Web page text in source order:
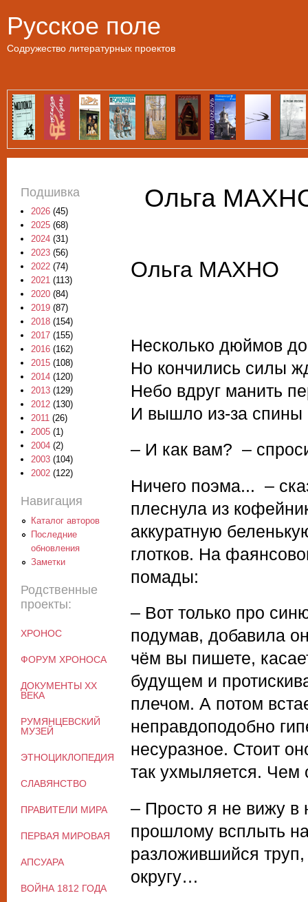
Русское поле
Содружество литературных проектов
Ольга
Ольга МАХНО
Несколько дюймов
Но кончились силы
Небо вдруг манить
И вышло из-за
– И как вам? –
Ничего поэма... –
плеснула из
аккуратную
глотков. На
помады:
– Вот только про
подумав, добавила
чём вы пишете,
будущем и
плечом. А потом
неправдоподобно
несуразное. Стоит
так ухмыляется. Чем
– Просто я не вижу в
прошлому всплыть
разложившийся
округу…
Подшивка
2026 (45)
2025 (68)
2024 (31)
2023 (56)
2022 (74)
2021 (113)
2020 (84)
2019 (87)
2018 (154)
2017 (155)
2016 (162)
2015 (108)
2014 (120)
2013 (129)
2012 (130)
2011 (26)
2005 (1)
2004 (2)
2003 (104)
2002 (122)
Навигация
Каталог авторов
Последние
обновления
Заметки
Родственные
проекты:
ХРОНОС
ФОРУМ ХРОНОСА
ДОКУМЕНТЫ XX
ВЕКА
РУМЯНЦЕВСКИЙ
МУЗЕЙ
ЭТНОЦИКЛОПЕДИЯ
СЛАВЯНСТВО
ПРАВИТЕЛИ МИРА
ПЕРВАЯ МИРОВАЯ
АПСУАРА
ВОЙНА 1812 ГОДА